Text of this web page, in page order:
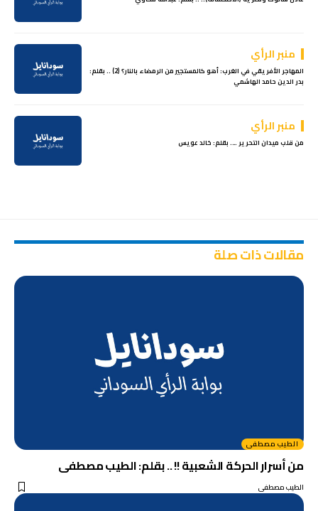
منبر الرأي
المهاجر الأفريقي في الغرب: أهو كالمستجير من الرمضاء بالنار؟ (2) .. بقلم:
بدر الدين حامد الهاشمي
منبر الرأي
من قلب ميدان التحرير …. بقلم: خالد عويس
مقالات ذات صلة
الطيب مصطفى
من أسرار الحركة الشعبية !! .. بقلم: الطيب مصطفى
الطيب مصطفى